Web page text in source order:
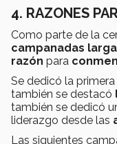
4. RAZONES
Como parte de la
campanadas
razón para
Se dedicó la primera
también se destacó
también se dedicó
liderazgo desde las
Las siguientes